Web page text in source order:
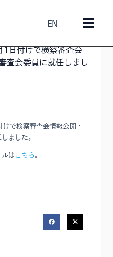
EN
1日付けで検察審査会
査会委員に就任しまし
で検察審査会情報公開・
ました。
は こちら 。